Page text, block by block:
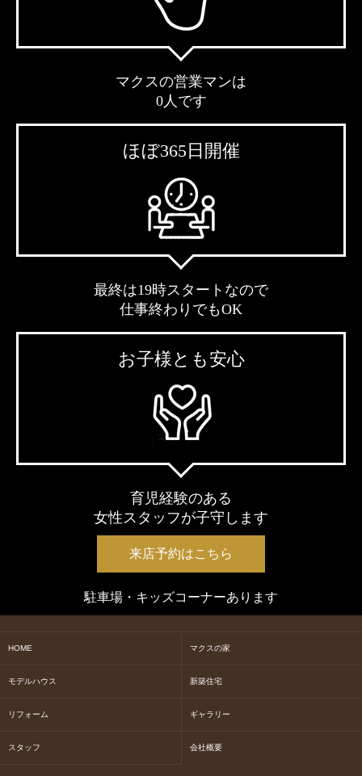
マクスの営業マンは
0人です
ほぼ365日開催
最終は19時スタートなので
仕事終わりでもOK
お子様とも安心
育児経験のある
女性スタッフが子守します
来店予約はこちら
駐車場・キッズコーナーあります
HOME マクスの家
モデルハウス 新築住宅
リフォーム ギャラリー
スタッフ 会社概要